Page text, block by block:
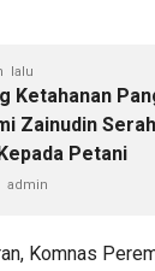
lalu
Ketahanan
Zainudin
Petani
admin
Komnas